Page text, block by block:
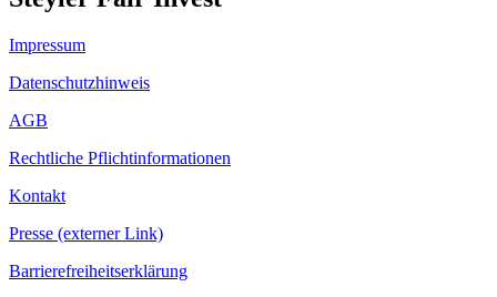
Impressum
Datenschutzhinweis
AGB
Rechtliche Pflichtinformationen
Kontakt
Presse (externer Link)
Barrierefreiheitserklärung